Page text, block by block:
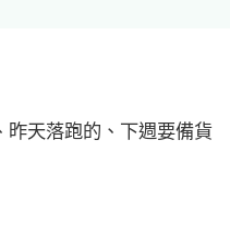
天落跑的、下週要備貨